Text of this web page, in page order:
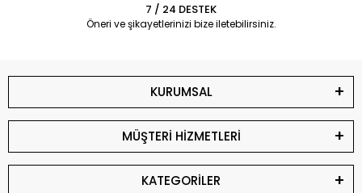
7 / 24 DESTEK
Öneri ve şikayetlerinizi bize iletebilirsiniz.
KURUMSAL
MÜŞTERİ HİZMETLERİ
KATEGORİLER